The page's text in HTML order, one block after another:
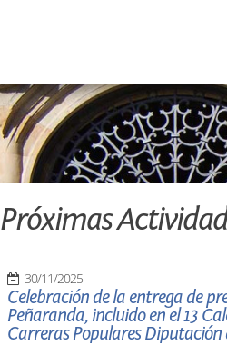
Próximas
30/11/2025
Celebración de la entrega de
Peñaranda, incluido en el 13
Carreras Populares Diputación